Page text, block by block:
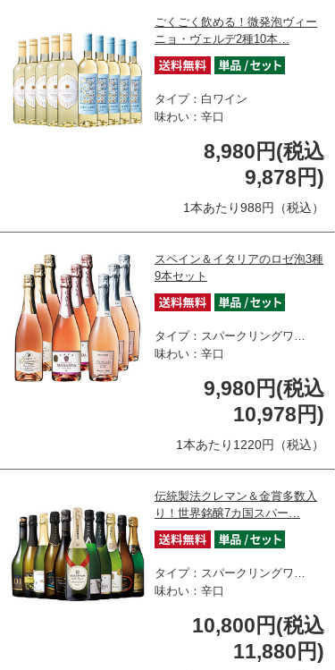
ごくごく飲める！微発泡ヴィー
ニョ・ヴェルデ2種10本…
タイプ：白ワイン
味わい：辛口
8,980円(税込
9,878円)
1本あたり988円（税込）
スペイン＆イタリアのロゼ泡3種
9本セット
タイプ：スパークリングワ…
味わい：辛口
9,980円(税込
10,978円)
1本あたり1220円（税込）
伝統製法クレマン＆金賞多数入
り！世界銘醸7カ国スパー…
タイプ：スパークリングワ…
味わい：辛口
10,800円(税込
11,880円)